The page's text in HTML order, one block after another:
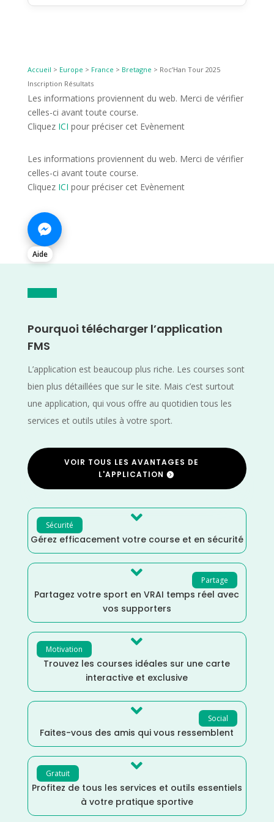
Accueil > Europe > France > Bretagne > Roc’Han Tour 2025
Inscription Résultats
Les informations proviennent du web. Merci de vérifier
celles-ci avant toute course.
Cliquez ICI pour préciser cet Evènement
Les informations proviennent du web. Merci de vérifier
celles-ci avant toute course.
Cliquez ICI pour préciser cet Evènement
Aide
Pourquoi télécharger l’application
FMS
L’application est beaucoup plus riche. Les courses sont
bien plus détaillées que sur le site. Mais c’est surtout
une application, qui vous offre au quotidien tous les
services et outils utiles à votre sport.
VOIR TOUS LES AVANTAGES DE
L'APPLICATION
Sécurité 
Gérez efficacement votre course et en sécurité
Partage

Partagez votre sport en VRAI temps réel avec
vos supporters
Motivation 
Trouvez les courses idéales sur une carte
interactive et exclusive
Social

Faites-vous des amis qui vous ressemblent
Gratuit 
Profitez de tous les services et outils essentiels
à votre pratique sportive